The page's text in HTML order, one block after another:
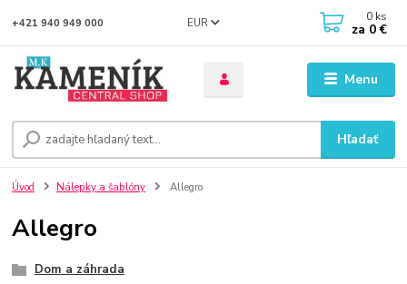
Menu
EUR
Hľadať
+421 940 949 000 0 ks
za 0 €
Úvod Nálepky a šablóny Allegro
Allegro
Dom a záhrada